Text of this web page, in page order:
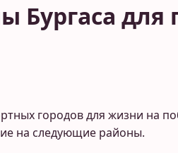
Бургаса для
городов для жизни на
на следующие районы.